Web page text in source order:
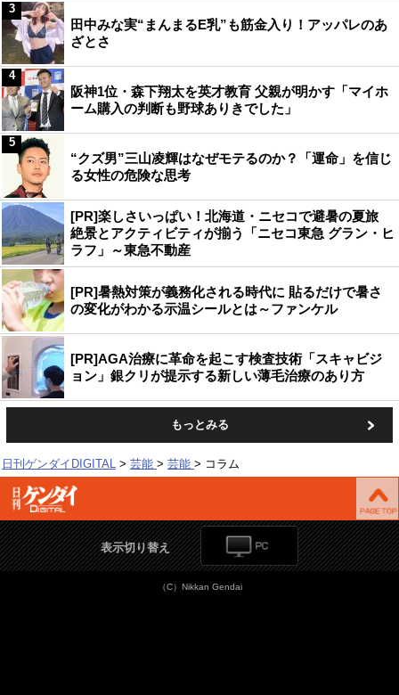
田中みな実“まんまるE乳”も筋金入り！アッパレのあ
ざとさ
3
阪神1位・森下翔太を英才教育 父親が明かす「マイホ
ーム購入の判断も野球ありきでした」
4
“クズ男”三山凌輝はなぜモテるのか？「運命」を信じ
る女性の危険な思考
5
[PR]楽しさいっぱい！北海道・ニセコで避暑の夏旅
絶景とアクティビティが揃う「ニセコ東急 グラン・ヒ
ラフ」～東急不動産
[PR]暑熱対策が義務化される時代に 貼るだけで暑さ
の変化がわかる示温シールとは～ファンケル
[PR]AGA治療に革命を起こす検査技術「スキャビジ
ョン」銀クリが提示する新しい薄毛治療のあり方
もっとみる
日刊ゲンダイDIGITAL 芸能 芸能 コラム
表示切り替え
（C）Nikkan Gendai